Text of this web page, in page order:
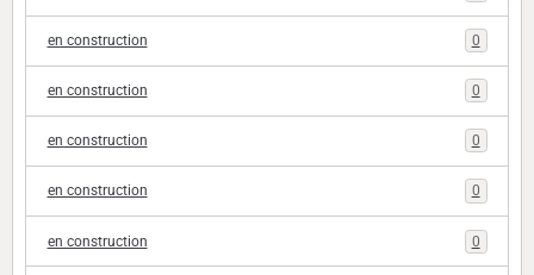
en construction 0
en construction 0
en construction 0
en construction 0
en construction 0